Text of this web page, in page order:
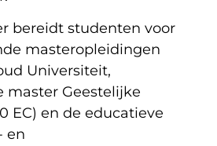
bereidt studenten voor
masteropleidingen
Universiteit,
master Geestelijke
EC) en de educatieve
en